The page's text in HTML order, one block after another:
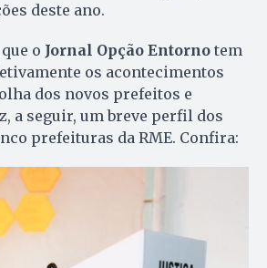
deste ano.
o Jornal Opção Entorno tem
os acontecimentos
dos novos prefeitos e
a seguir, um breve perfil dos
prefeituras da RME. Confira: